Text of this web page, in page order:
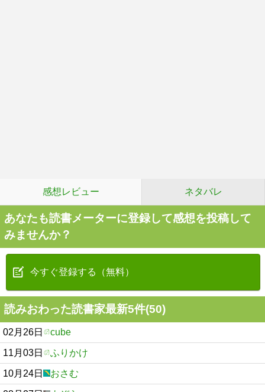
感想レビュー ネタバレ
あなたも読書メーターに登録して感想を投稿して
みませんか？
今すぐ登録する（無料）
読みおわった読書家最新5件(50)
02月26日 cube
11月03日 ふりかけ
10月24日 おさむ